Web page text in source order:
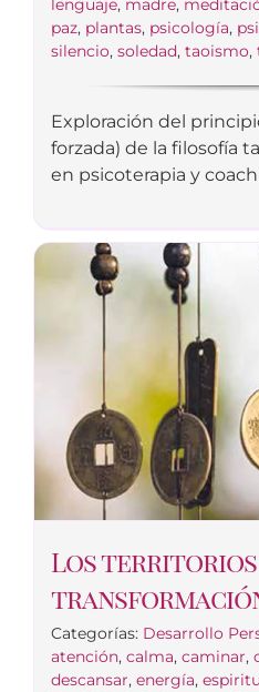
lenguaje, madre,
paz, plantas, psicología,
silencio, soledad, taoismo,
Exploración del
forzada) de la filosofía
en psicoterapia y
Los territorios
Categorías: Desarrollo
atención, calma, caminar,
descansar, energía,